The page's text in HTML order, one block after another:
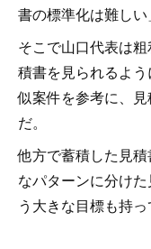
書の標準化は難しい
そこで山口代表は
積書を見られるよ
似案件を参考に、
だ。
他方で蓄積した見
なパターンに分け
う大きな目標も持っ